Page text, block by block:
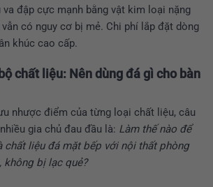
va đập cực mạnh bằng vật kim loại nặng
có nguy cơ bị mẻ. Chi phí lắp đặt dòng
khúc cao cấp.
chất liệu: Nên dùng đá gì cho bàn
nhược điểm của từng loại chất liệu, câu
gia chủ đau đầu là: Làm thế nào để
chất liệu đá mặt bếp với nội thất phòng
không bị lạc quẻ?